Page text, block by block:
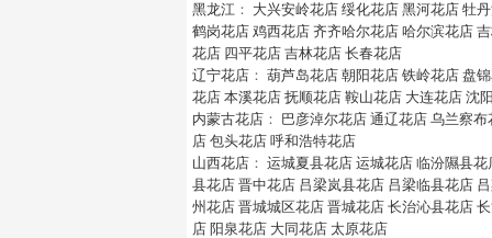
黑龙江 ： 大兴安岭花店 绥化花店 黑河花店 牡
鹤岗花店 鸡西花店 齐齐哈尔花店 哈尔滨花店
花店 四平花店 吉林花店 长春花店
辽宁花店 ： 葫芦岛花店 朝阳花店 铁岭花店 盘
花店 本溪花店 抚顺花店 鞍山花店 大连花店 沈
内蒙古花店 ： 巴彦淖尔花店 通辽花店 乌兰察布
店 包头花店 呼和浩特花店
山西花店 ： 运城夏县花店 运城花店 临汾隰县花
县花店 晋中花店 吕梁岚县花店 吕梁临县花店
州花店 晋城城区花店 晋城花店 长治沁县花店
店 阳泉花店 大同花店 太原花店